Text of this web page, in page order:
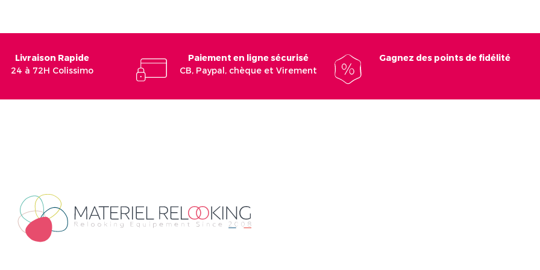
Livraison Rapide
24 à 72H Colissimo
Paiement en ligne sécurisé
CB, Paypal, chèque et Virement
Gagnez des points de fidélité